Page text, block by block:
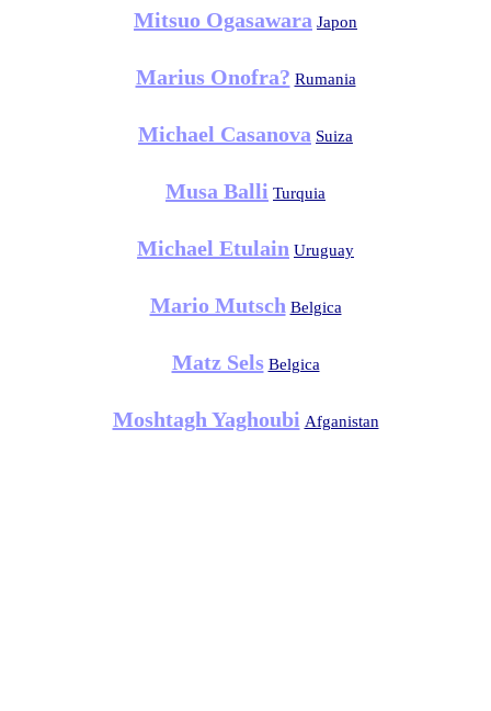
Mitsuo Ogasawara Japon
Marius Onofra? Rumania
Michael Casanova Suiza
Musa Balli Turquia
Michael Etulain Uruguay
Mario Mutsch Belgica
Matz Sels Belgica
Moshtagh Yaghoubi Afganistan